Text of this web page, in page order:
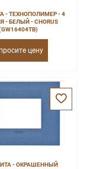
- ТЕХНОПОЛИМЕР - 4
- БЕЛЫЙ - CHORUS
цену
- ОКРАШЕННЫЙ